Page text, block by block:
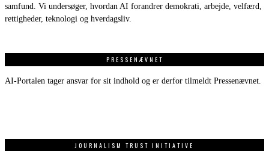
samfund. Vi undersøger, hvordan AI forandrer demokrati, arbejde, velfærd,
rettigheder, teknologi og hverdagsliv.
PRESSENÆVNET
AI-Portalen tager ansvar for sit indhold og er derfor tilmeldt Pressenævnet.
JOURNALISM TRUST INITIATIVE